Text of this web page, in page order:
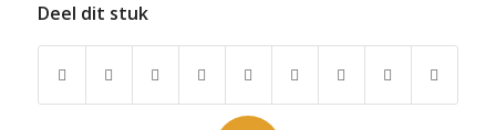
Deel dit stuk